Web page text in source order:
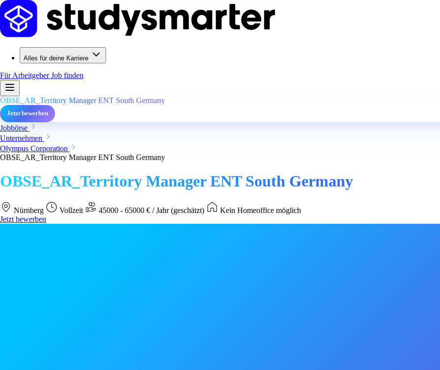
Alles für deine Karriere
Für ArbeitgeberJob finden
OBSE_AR_Territory Manager ENT South Germany
Jetzt bewerben
Jobbörse
Unternehmen
Olympus Corporation
OBSE_AR_Territory Manager ENT South Germany
OBSE_AR_Territory Manager ENT South Germany
Nürnberg Vollzeit 45000 - 65000 € / Jahr (geschätzt)
Kein Homeoffice möglich
Jetzt bewerben